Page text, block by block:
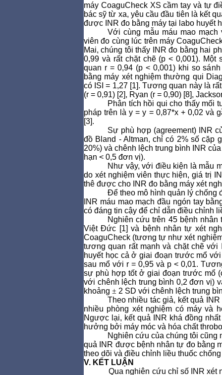
máy CoaguCheck XS cầm tay và tự
bác sỹ từ xa, yêu cầu đầu tiên là kết
được INR đo bằng máy tại labo huyết
Với cùng mẫu máu mao mạch
viên đo cùng lúc trên máy
Mai, chúng tôi thấy INR đo bằng hai
0,99 và rất chặt chẽ (p < 0,001).
quan r = 0,94 (p < 0,001) khi so
bằng máy xét nghiệm thường qui
có ISI = 1,27 [1]. Tương quan này là
(r = 0,91) [2], Ryan (r = 0,90) [8],
Phân tích hồi qui cho thấy mối
pháp trên là y = y = 0,87*x + 0,02 và
[3].
Sự phù hợp (agreement) INR
đồ Bland - Altman, chỉ có 2% số cặp
20%) và chênh lệch trung bình INR
hạn < 0,5 đơn vị).
Như vậy, với điều kiện là mẫu
do xét nghiệm viên thực hiện, giá trị
thê được cho INR đo bằng máy xét
Để theo mô hình quản lý chống
INR máu mao mạch đầu ngón tay
có đáng tin cậy để chỉ dẫn điều chỉnh
Nghiên cứu trên 45 bệnh
Việt Đức [1] và bệnh nhân tự xét
CoaguCheck (tương tự như xét
tương quan rất mạnh và chặt chẽ với
huyết học cả ở giai đoạn trước mổ
sau mổ với r = 0,95 và p < 0,01.
sự phù hợp tốt ở giai đoạn trước mổ
với chênh lệch trung bình 0,2 đơn vị)
khoảng ± 2 SD với chênh lệch trung
Theo nhiều tác giả, kết quả
nhiều phòng xét nghiệm có máy và
Ngược lại, kết quả INR khá đồng
hưởng bởi máy móc và hóa chất
Nghiên cứu của chúng tôi cũng
quả INR được bệnh nhân tự đo bằng
theo dõi và điều chỉnh liều thuốc
V. KẾT LUẬN
Qua nghiên cứu chỉ số INR xét